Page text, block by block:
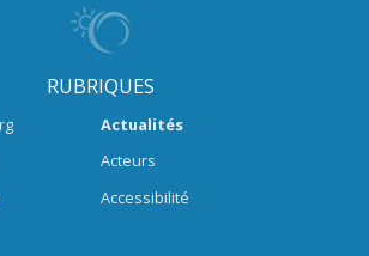
RUBRIQUES
Actualités
Acteurs
Accessibilité